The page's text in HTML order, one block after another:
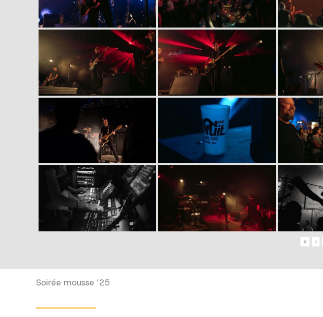
« ‹
Soirée mousse ’25